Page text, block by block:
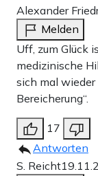
Alexander
Melden
Uff, zum Glück
medizinische
sich mal wieder
Bereicherung“.
17
Antworten
S. Reicht